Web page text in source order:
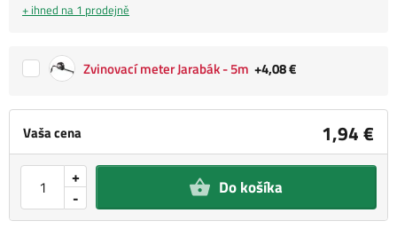
Vaša cena 1,94 €
-
+ Do košíka
+ ihned na 1 prodejně
Zvinovací meter Jarabák - 5m +4,08 €